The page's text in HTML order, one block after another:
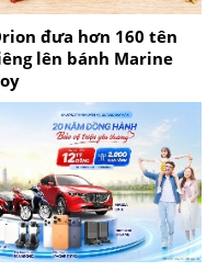
đưa hơn 160 tên
lên bánh Marine